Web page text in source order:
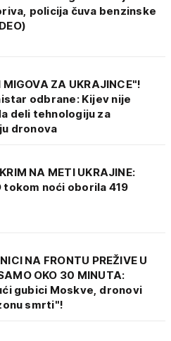
policija čuva benzinske
MIGOVA ZA UKRAJINCE"!
odbrane: Kijev nije
deli tehnologiju za
dronova
NA METI UKRAJINE:
tokom noći oborila 419
NA FRONTU PREŽIVE U
OKO 30 MINUTA:
gubici Moskve, dronovi
smrti"!